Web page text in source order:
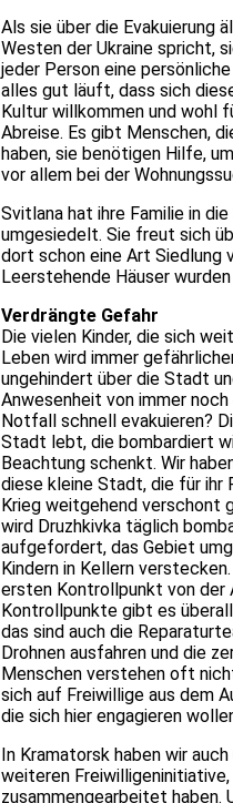
Als sie über die Evakuierung
Westen der Ukraine spricht,
jeder Person eine
alles gut läuft, dass sich
Kultur willkommen und wohl
Abreise. Es gibt Menschen,
haben, sie benötigen Hilfe,
vor allem bei der
Svitlana hat ihre Familie in
umgesiedelt. Sie freut sich
dort schon eine Art Siedlung
Leerstehende Häuser
Verdrängte Gefahr
Die vielen Kinder, die sich
Leben wird immer
ungehindert über die Stadt
Anwesenheit von immer
Notfall schnell evakuieren?
Stadt lebt, die bombardiert
Beachtung schenkt. Wir
diese kleine Stadt, die für ihr
Krieg weitgehend verschont
wird Druzhkivka täglich
aufgefordert, das Gebiet
Kindern in Kellern
ersten Kontrollpunkt von der
Kontrollpunkte gibt es
das sind auch die
Drohnen ausfahren und die
Menschen verstehen oft
sich auf Freiwillige aus dem
die sich hier engagieren
In Kramatorsk haben wir
weiteren
zusammengearbeitet haben.